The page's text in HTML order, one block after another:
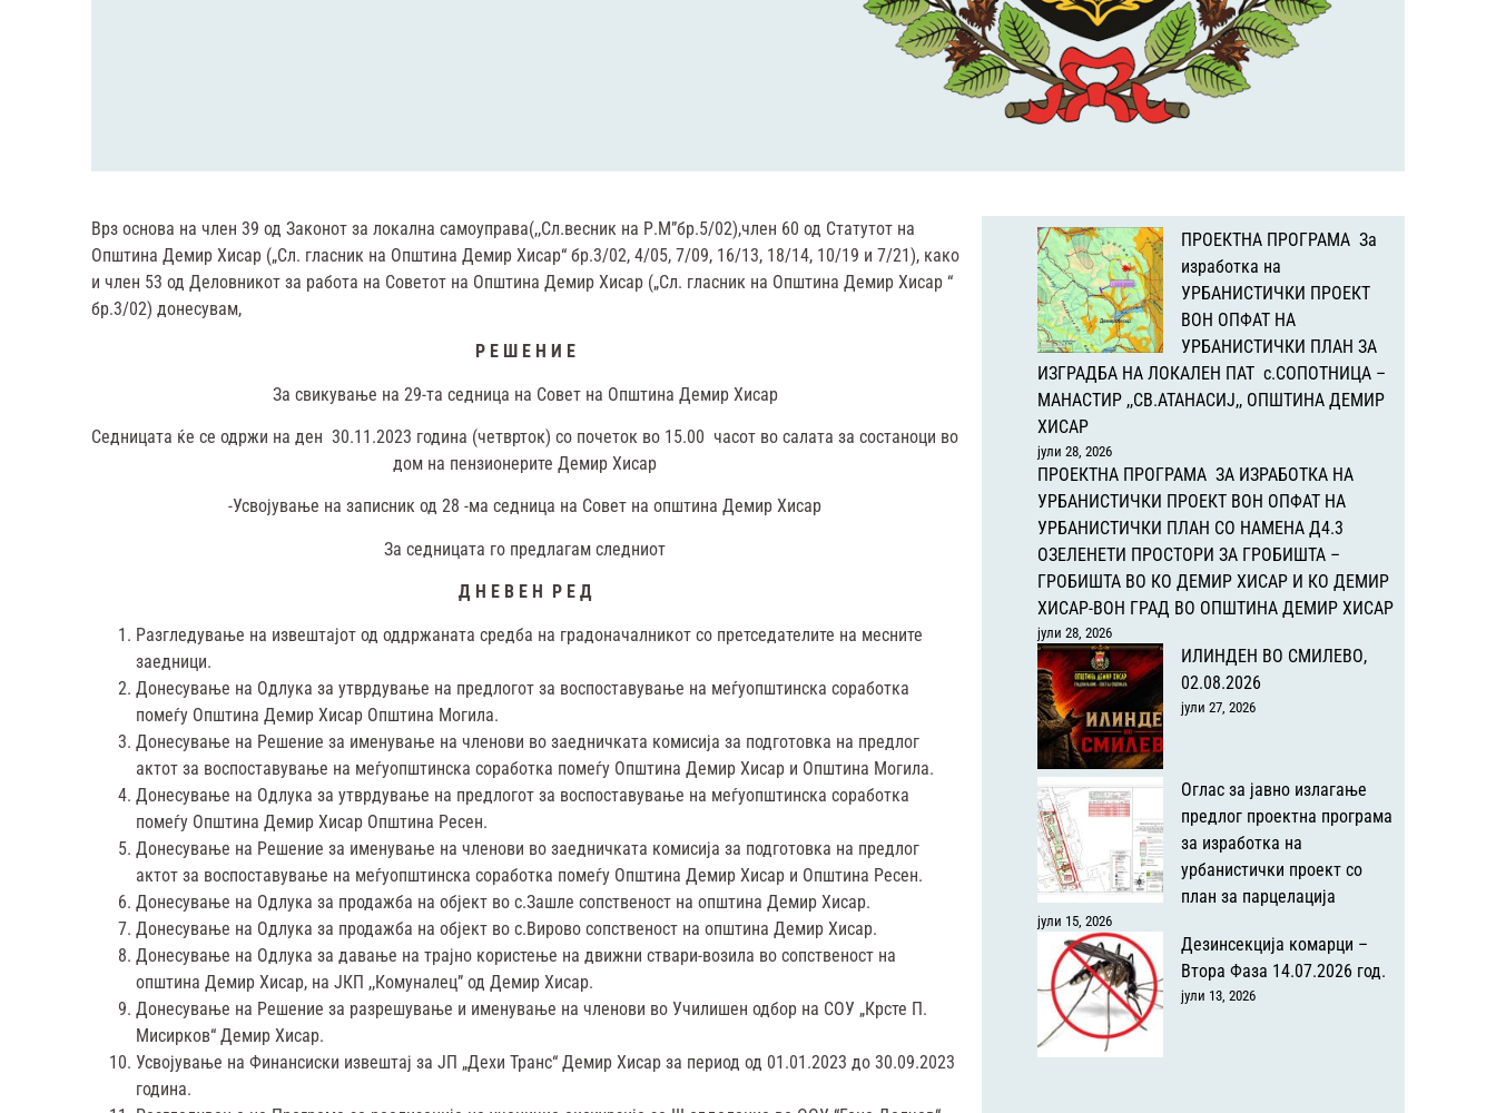
Врз основа на член 39 од Законот за локална самоуправа(,,Сл.весник на Р.М”бр.5/02),член 60 од Статутот на
Општина Демир Хисар („Сл. гласник на Општина Демир Хисар“ бр.3/02, 4/05, 7/09, 16/13, 18/14, 10/19 и 7/21), како
и член 53 од Деловникот за работа на Советот на Општина Демир Хисар („Сл. гласник на Општина Демир Хисар “
бр.3/02) донесувам,
Р Е Ш Е Н И Е
За свикување на 29-та седница на Совет на Oпштина Демир Хисар
Седницата ќе се одржи на ден 30.11.2023 година (четврток) со почеток во 15.00 часот во салата за состаноци во
дом на пензионерите Демир Хисар
-Усвојување на записник од 28 -ма седница на Совет на општина Демир Хисар
За седницата го предлагам следниот
Д Н Е В Е Н Р Е Д
Разгледување на извештајот од оддржаната средба на градоначалникот со претседателите на месните
заедници.
Донесување на Одлука за утврдување на предлогот за воспоставување на меѓуопштинска соработка
помеѓу Општина Демир Хисар Општина Могила.
Донесување на Решение за именување на членови во заедничката комисија за подготовка на предлог
актот за воспоставување на меѓуопштинска соработка помеѓу Општина Демир Хисар и Општина Могила.
Донесување на Одлука за утврдување на предлогот за воспоставување на меѓуопштинска соработка
помеѓу Општина Демир Хисар Општина Ресен.
Донесување на Решение за именување на членови во заедничката комисија за подготовка на предлог
актот за воспоставување на меѓуопштинска соработка помеѓу Општина Демир Хисар и Општина Ресен.
Донесување на Одлука за продажба на објект во с.Зашле сопственост на општина Демир Хисар.
Донесување на Одлука за продажба на објект во с.Вирово сопственост на општина Демир Хисар.
Донесување на Одлука за давање на трајно користење на движни ствари-возила во сопственост на
општина Демир Хисар, на ЈКП ,,Комуналец” од Демир Хисар.
Донесување на Решение за разрешување и именување на членови во Училишен одбор на СОУ „Крсте П.
Мисирков“ Демир Хисар.
Усвојување на Финансиски извештај за ЈП „Дехи Транс“ Демир Хисар за период од 01.01.2023 до 30.09.2023
година.
ПРОЕКТНА ПРОГРАМА За
изработка на
УРБАНИСТИЧКИ ПРОЕКТ
ВОН ОПФАТ НА
УРБАНИСТИЧКИ ПЛАН ЗА
ИЗГРАДБА НА ЛОКАЛЕН ПАТ с.СОПОТНИЦА –
МАНАСТИР ,,СВ.АТАНАСИЈ,, ОПШТИНА ДЕМИР
ХИСАР
јули 28, 2026
ПРОЕКТНА ПРОГРАМА ЗА ИЗРАБОТКА НА
УРБАНИСТИЧКИ ПРОЕКТ ВОН ОПФАТ НА
УРБАНИСТИЧКИ ПЛАН СО НАМЕНА Д4.3
ОЗЕЛЕНЕТИ ПРОСТОРИ ЗА ГРОБИШТА –
ГРОБИШТА ВО КО ДЕМИР ХИСАР И КО ДЕМИР
ХИСАР-ВОН ГРАД ВО ОПШТИНА ДЕМИР ХИСАР
јули 28, 2026
ИЛИНДЕН ВО СМИЛЕВО,
02.08.2026
јули 27, 2026
Оглас за јавно излагање
предлог проектна програма
за изработка на
урбанистички проект со
план за парцелација
јули 15, 2026
Дезинсекција комарци –
Втора Фаза 14.07.2026 год.
јули 13, 2026